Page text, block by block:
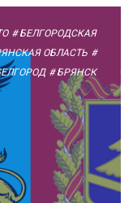
# БЕЛГОРОДСКАЯ
ОБЛАСТЬ #
# БРЯНСК